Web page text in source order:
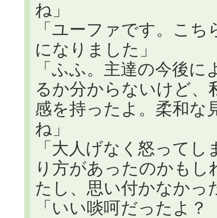
ね」
「ユーファです。こ
になりました」
「ふふ。主達の今後
るか分からないけど、
感を持ったよ。柔和な
ね」
「大人げなく怒って
り方があったのかも
たし、思い付かなかっ
「いい啖呵だったよ